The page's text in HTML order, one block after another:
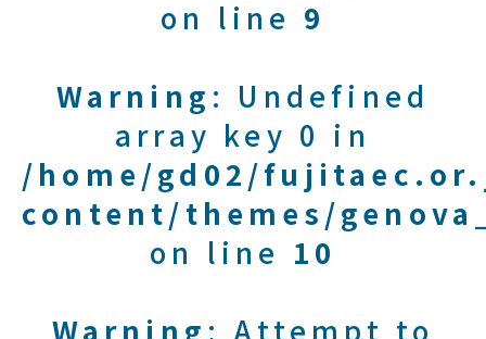
on line 9
Warning : Undefined
array key 0 in
/home/gd02/
content/themes/
on line 10
Warning : Attempt to